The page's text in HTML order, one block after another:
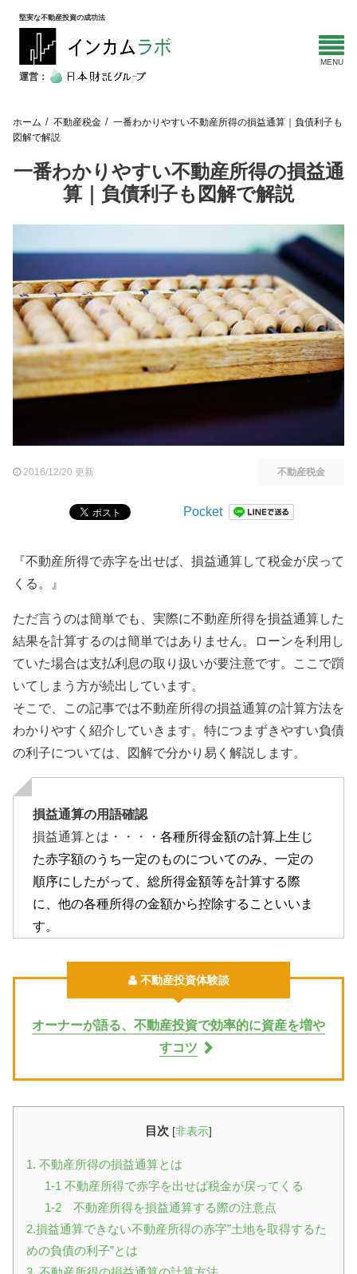
堅実な不動産投資の成功法
運営：
ホーム 不動産税金
一番わかりやすい不動産所得の損益通算｜負債利子も
図解で解説
一番わかりやすい不動産所得の損益通
算｜負債利子も図解で解説
2016/12/20 更新 不動産税金
Pocket
『不動産所得で赤字を出せば、損益通算して税金が戻って
くる。』
ただ言うのは簡単でも、実際に不動産所得を損益通算した
結果を計算するのは簡単ではありません。ローンを利用し
ていた場合は支払利息の取り扱いが要注意です。ここで躓
いてしまう方が続出しています。
そこで、この記事では不動産所得の損益通算の計算方法を
わかりやすく紹介していきます。特につまずきやすい負債
の利子については、図解で分かり易く解説します。
損益通算の用語確認
損益通算とは・・・・ 各種所得金額の計算上生じ
た赤字額のうち一定のものについてのみ、一定の
順序にしたがって、総所得金額等を計算する際
に、他の各種所得の金額から控除することいいま
す。
不動産投資体験談
オーナーが語る、不動産投資で効率的に資産を増や
すコツ
目次 [非表示]
1. 不動産所得の損益通算とは
1-1 不動産所得で赤字を出せば税金が戻ってくる
1-2 不動産所得を損益通算する際の注意点
2.損益通算できない不動産所得の赤字”土地を取得するた
めの負債の利子”とは